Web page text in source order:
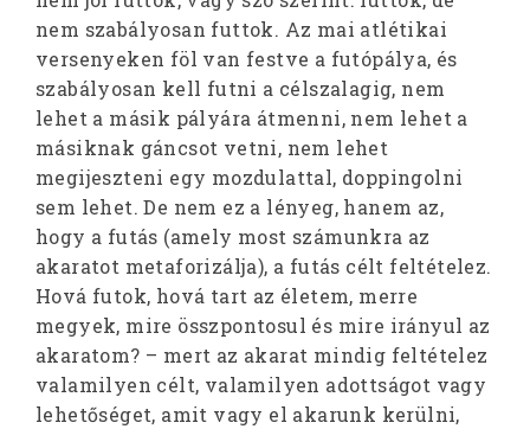
nem szabályosan futtok. Az mai atlétikai
versenyeken föl van festve a futópálya, és
szabályosan kell futni a célszalagig, nem
lehet a másik pályára átmenni, nem lehet a
másiknak gáncsot vetni, nem lehet
megijeszteni egy mozdulattal, doppingolni
sem lehet. De nem ez a lényeg, hanem az,
hogy a futás (amely most számunkra az
akaratot metaforizálja), a futás célt feltételez.
Hová futok, hová tart az életem, merre
megyek, mire összpontosul és mire irányul az
akaratom? – mert az akarat mindig feltételez
valamilyen célt, valamilyen adottságot vagy
lehetőséget, amit vagy el akarunk kerülni,